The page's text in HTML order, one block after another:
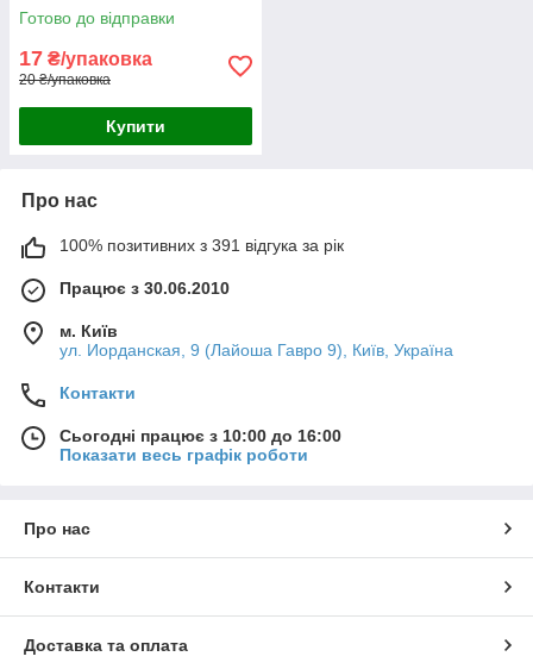
Готово до відправки
17 ₴/упаковка
20 ₴/упаковка
Купити
Про нас
100% позитивних з 391 відгука за рік
Працює з 30.06.2010
м. Київ
ул. Иорданская, 9 (Лайоша Гавро 9), Київ, Україна
Контакти
Сьогодні працює з 10:00 до 16:00
Показати весь графік роботи
Про нас
Контакти
Доставка та оплата